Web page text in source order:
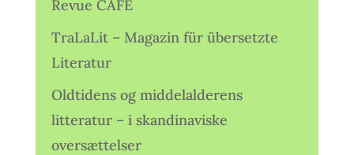
Revue CAFÉ
TraLaLit – Magazin für übersetzte
Literatur
Oldtidens og middelalderens
litteratur – i skandinaviske
oversættelser